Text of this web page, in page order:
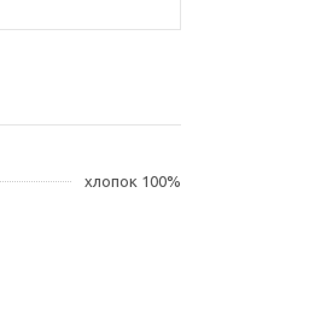
хлопок 100%